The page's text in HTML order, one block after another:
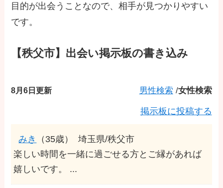
目的が出会うことなので、相手が見つかりやすい
です。
【秩父市】出会い掲示板の書き込み
8月6日更新 男性検索 /女性検索
掲示板に投稿する
みき （35歳）
埼玉県/秩父市
楽しい時間を一緒に過ごせる方とご縁があれば
嬉しいです。 ...